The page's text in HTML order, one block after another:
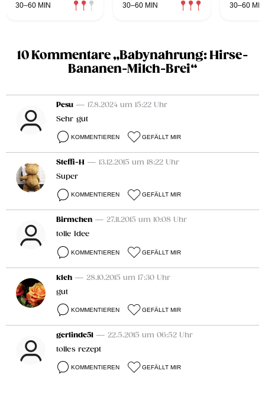
30–60 MIN 30–60 MIN 30–60 MIN
10 Kommentare „Babynahrung: Hirse-
Bananen-Milch-Brei“
Pesu — 17.8.2024 um 15:22 Uhr
Sehr gut
KOMMENTIEREN GEFÄLLT MIR
Steffi-H — 13.12.2015 um 18:22 Uhr
Super
KOMMENTIEREN GEFÄLLT MIR
Birmchen — 27.11.2015 um 10:08 Uhr
tolle Idee
KOMMENTIEREN GEFÄLLT MIR
kleh — 28.10.2015 um 17:30 Uhr
gut
KOMMENTIEREN GEFÄLLT MIR
gerlinde51 — 22.5.2015 um 06:52 Uhr
tolles rezept
KOMMENTIEREN GEFÄLLT MIR